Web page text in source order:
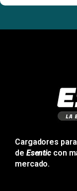
Cargadores
de Esentic con
mercado.